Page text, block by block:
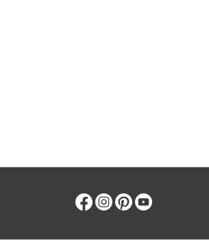
Facebook
Instagram
Pinterest